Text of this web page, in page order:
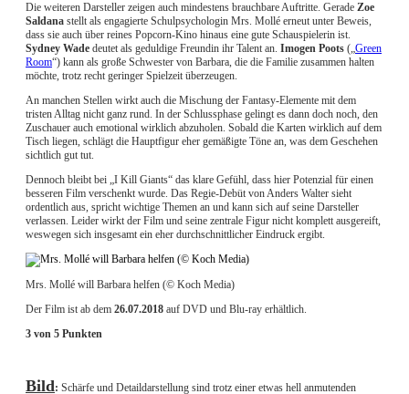
Die weiteren Darsteller zeigen auch mindestens brauchbare Auftritte. Gerade Zoe
Saldana stellt als engagierte Schulpsychologin Mrs. Mollé erneut unter Beweis,
dass sie auch über reines Popcorn-Kino hinaus eine gute Schauspielerin ist.
Sydney Wade deutet als geduldige Freundin ihr Talent an. Imogen Poots („Green
Room“) kann als große Schwester von Barbara, die die Familie zusammen halten
möchte, trotz recht geringer Spielzeit überzeugen.
An manchen Stellen wirkt auch die Mischung der Fantasy-Elemente mit dem
tristen Alltag nicht ganz rund. In der Schlussphase gelingt es dann doch noch, den
Zuschauer auch emotional wirklich abzuholen. Sobald die Karten wirklich auf dem
Tisch liegen, schlägt die Hauptfigur eher gemäßigte Töne an, was dem Geschehen
sichtlich gut tut.
Dennoch bleibt bei „I Kill Giants“ das klare Gefühl, dass hier Potenzial für einen
besseren Film verschenkt wurde. Das Regie-Debüt von Anders Walter sieht
ordentlich aus, spricht wichtige Themen an und kann sich auf seine Darsteller
verlassen. Leider wirkt der Film und seine zentrale Figur nicht komplett ausgereift,
weswegen sich insgesamt ein eher durchschnittlicher Eindruck ergibt.
Mrs. Mollé will Barbara helfen (© Koch Media)
Der Film ist ab dem 26.07.2018 auf DVD und Blu-ray erhältlich.
3 von 5 Punkten
Bild: Schärfe und Detaildarstellung sind trotz einer etwas hell anmutenden